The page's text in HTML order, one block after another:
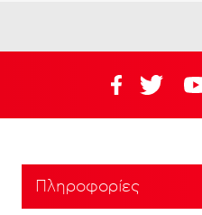
Πληροφορίες